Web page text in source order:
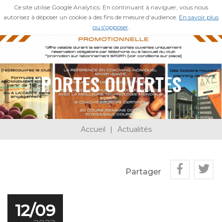
Ce site utilise Google Analytics. En continuant à naviguer, vous nous
autorisez à déposer un cookie à des fins de mesure d'audience. En savoir plus
ou s'opposer.
ESPACE MEMBRE
PORTES OUVERTES
Accueil Actualités
Partager
12/09